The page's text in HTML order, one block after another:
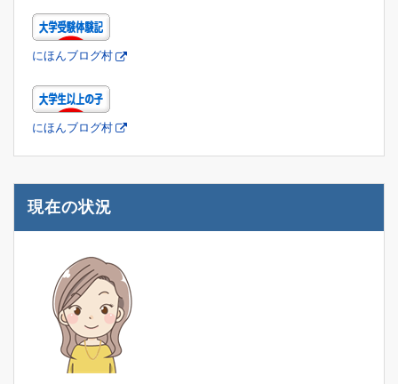
にほんブログ村
にほんブログ村
現在の状況